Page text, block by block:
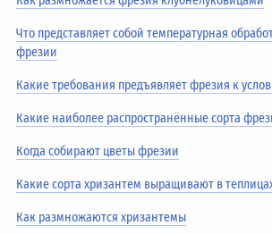
Что представляет собой температурная
фрезии
Какие требования предъявляет фрезия к
Какие наиболее распространённые сорта
Когда собирают цветы фрезии
Какие сорта хризантем выращивают в
Как размножаются хризантемы